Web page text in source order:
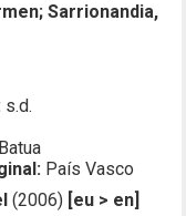
Sarrionandia,
s.d.
País Vasco
(2006) [eu > en]